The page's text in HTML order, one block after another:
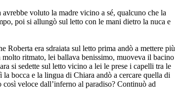
avrebbe voluto la madre vicino a sé, qualcuno che la
poi si allungò sul letto con le mani dietro la nuca e
Roberta era sdraiata sul letto prima andò a mettere più
ritmato, lei ballava benissimo, muoveva il bacino
si sedette sul letto vicino a lei le prese i capelli tra le
bocca e la lingua di Chiara andò a cercare quella di
veloce dall’inferno al paradiso? Continuò ad